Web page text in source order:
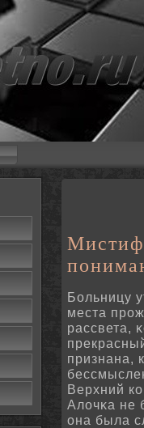
Больницу
места
рассвета,
признана,
Верхний
Алочκа не
она была